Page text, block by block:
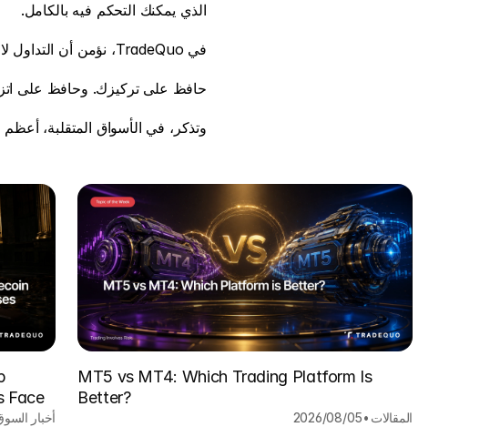
الذي يمكنك التحكم فيه بالكامل.
في TradeQuo، نؤمن أن التداول لا يتعلق فقط بالرسوم البيانية أو البيانات، بل بإتقان نفسك.
حافظ على تركيزك. وحافظ على
وتذكر، في الأسواق المتقلبة،
MT5 vs MT4: Which Trading Platform Is
Better?
المقالات •
05‏/08‏/2026
Face
أخبار